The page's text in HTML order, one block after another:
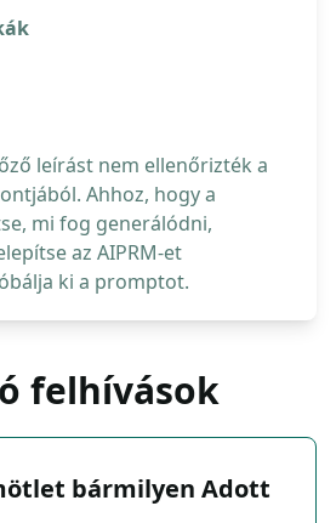
leírást nem ellenőrizték a
Ahhoz, hogy a
mi fog generálódni,
az AIPRM-et
ki a promptot.
felhívások
bármilyen Adott